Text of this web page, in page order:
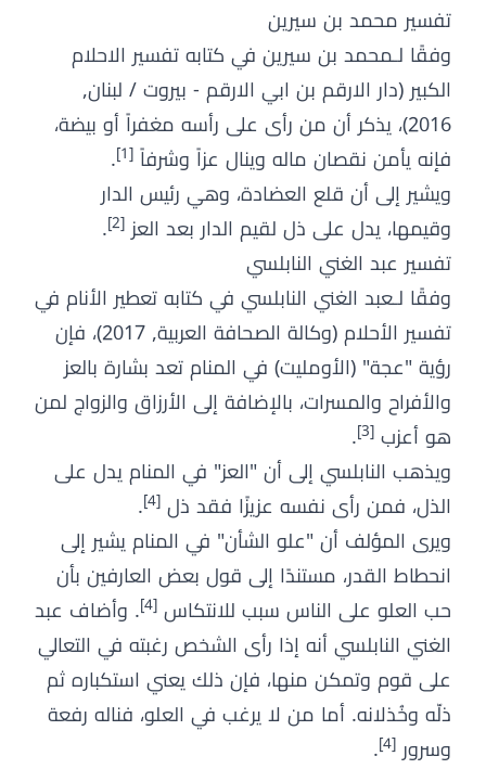
تفسير محمد بن سيرين
وفقًا لـمحمد بن سيرين في كتابه تفسير الاحلام
الكبير (دار الارقم بن ابي الارقم - بيروت / لبنان,
2016)، يذكر أن من رأى على رأسه مغفراً أو بيضة،
فإنه يأمن نقصان ماله وينال عزاً وشرفاً [1]
.
ويشير إلى أن قلع العضادة، وهي رئيس الدار
وقيمها، يدل على ذل لقيم الدار بعد العز [2]
.
تفسير عبد الغني النابلسي
وفقًا لـعبد الغني النابلسي في كتابه تعطير الأنام في
تفسير الأحلام (وكالة الصحافة العربية, 2017)، فإن
رؤية "عجة" (الأومليت) في المنام تعد بشارة بالعز
والأفراح والمسرات، بالإضافة إلى الأرزاق والزواج لمن
هو أعزب [3]
.
ويذهب النابلسي إلى أن "العز" في المنام يدل على
الذل، فمن رأى نفسه عزيزًا فقد ذل [4]
.
ويرى المؤلف أن "علو الشأن" في المنام يشير إلى
انحطاط القدر، مستندًا إلى قول بعض العارفين بأن
حب العلو على الناس سبب للانتكاس [4] . وأضاف عبد
الغني النابلسي أنه إذا رأى الشخص رغبته في التعالي
على قوم وتمكن منها، فإن ذلك يعني استكباره ثم
ذلّه وخُذلانه. أما من لا يرغب في العلو، فناله رفعة
وسرور [4]
.